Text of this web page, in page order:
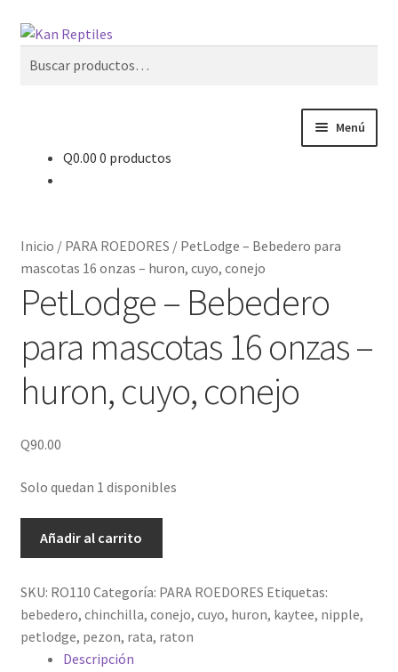
Ir
Ir
contenido
Buscar
Menú
Blog
Q0.00 0 productos
Inicio / PARA ROEDORES / PetLodge – Bebedero para
mascotas 16 onzas – huron, cuyo, conejo
PetLodge – Bebedero
para mascotas 16 onzas –
huron, cuyo, conejo
Q90.00
Solo quedan 1 disponibles
para
mascotas
16
onzas
Añadir al carrito
SKU: RO110 Categoría: PARA ROEDORES Etiquetas:
bebedero, chinchilla, conejo, cuyo, huron, kaytee, nipple,
petlodge, pezon, rata, raton
Descripción